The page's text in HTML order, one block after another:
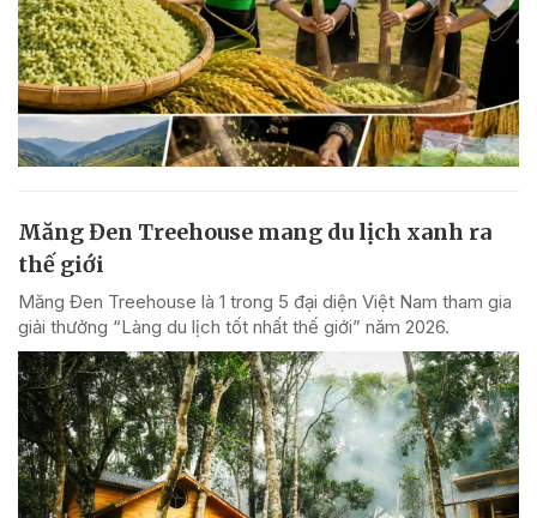
Măng Đen Treehouse mang du lịch xanh ra
thế giới
Măng Đen Treehouse là 1 trong 5 đại diện Việt Nam tham gia
giải thưởng “Làng du lịch tốt nhất thế giới” năm 2026.